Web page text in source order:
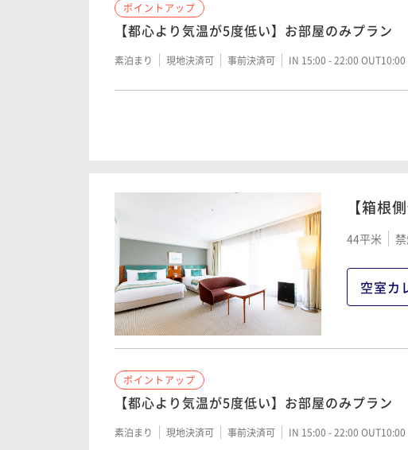
ポイントアップ
【都心より気温が5度低い】お部屋のみプラン
素泊まり 現地決済可 事前決済可 IN 15:00 - 22:00 OUT10:00
【宿の日】【御殿場プレミアムアウトレットサ
ポイントアップ
【都心より気温が5度低い】【御殿場アウトレッ
ト付】銀明翠の和朝食付プラン
朝食付き 現地決済可 事前決済可 IN 15:00 - 20:00 OUT11:00
ポイントアップ
【返金不可】【カード決済限定】ブランド米ご
りを味わう和朝食付プラン
朝食付き 事前決済可 IN 15:00 - 24:00 OUT11:00
【箱根
44平米
空室カ
ポイントアップ
【都心より気温が5度低い】お部屋のみプラン
素泊まり 現地決済可 事前決済可 IN 15:00 - 22:00 OUT10:00